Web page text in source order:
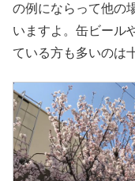
の例にならって他の
いますよ。缶ビール
ている方も多いのは